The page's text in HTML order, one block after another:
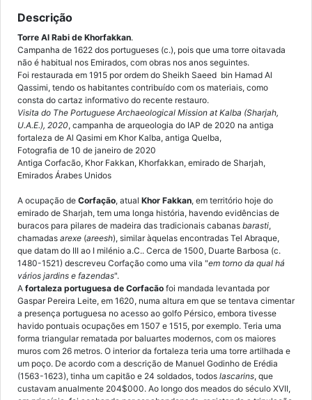
Descrição
Torre Al Rabi de Khorfakkan.
Campanha de 1622 dos portugueses (c.), pois que uma torre oitavada
não é habitual nos Emirados, com obras nos anos seguintes.
Foi restaurada em 1915 por ordem do Sheikh Saeed bin Hamad Al
Qassimi, tendo os habitantes contribuído com os materiais, como
consta do cartaz informativo do recente restauro.
Visita do The Portuguese Archaeological Mission at Kalba (Sharjah,
U.A.E.), 2020, campanha de arqueologia do IAP de 2020 na antiga
fortaleza de Al Qasimi em Khor Kalba, antiga Quelba,
Fotografia de 10 de janeiro de 2020
Antiga Corfacão, Khor Fakkan, Khorfakkan, emirado de Sharjah,
Emirados Árabes Unidos
A ocupação de Corfação, atual Khor Fakkan, em território hoje do
emirado de Sharjah, tem uma longa história, havendo evidências de
buracos para pilares de madeira das tradicionais cabanas barasti,
chamadas arexe (areesh), similar àquelas encontradas Tel Abraque,
que datam do III ao I milénio a.C.. Cerca de 1500, Duarte Barbosa (c.
1480-1521) descreveu Corfação como uma vila "em torno da qual há
vários jardins e fazendas".
A fortaleza portuguesa de Corfacão foi mandada levantada por
Gaspar Pereira Leite, em 1620, numa altura em que se tentava cimentar
a presença portuguesa no acesso ao golfo Pérsico, embora tivesse
havido pontuais ocupações em 1507 e 1515, por exemplo. Teria uma
forma triangular rematada por baluartes modernos, com os maiores
muros com 26 metros. O interior da fortaleza teria uma torre artilhada e
um poço. De acordo com a descrição de Manuel Godinho de Erédia
(1563-1623), tinha um capitão e 24 soldados, todos lascarins, que
custavam anualmente 204$000. Ao longo dos meados do século XVII,